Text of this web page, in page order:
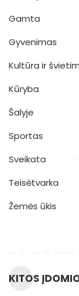
Gamta
Gyvenimas
Kultūra ir
Kūryba
Šalyje
Sportas
Sveikata
Teisėtvarka
Žemės ūkis
KITOS